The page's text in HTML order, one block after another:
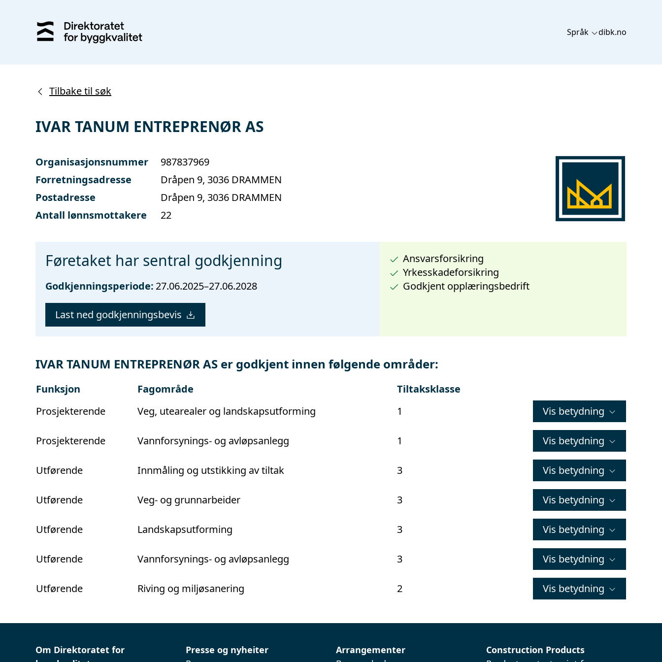
Språk dibk.no
Tilbake til søk
IVAR TANUM ENTREPRENØR AS
Organisasjonsnummer
987837969
Forretningsadresse
Dråpen 9, 3036 DRAMMEN
Postadresse
Dråpen 9, 3036 DRAMMEN
Antall lønnsmottakere
22
Føretaket har sentral godkjenning
Godkjenningsperiode: 27.06.2025–27.06.2028
Last ned godkjenningsbevis
Ansvarsforsikring
Yrkesskadeforsikring
Godkjent opplæringsbedrift
IVAR TANUM ENTREPRENØR AS er godkjent innen følgende områder:
Funksjon Fagområde
Tiltaksklasse
Prosjekterende
Veg, utearealer og landskapsutforming 1 Vis betydning
Prosjekterende Vannforsynings- og avløpsanlegg 1 Vis betydning
Utførende Innmåling og utstikking av tiltak 3 Vis betydning
Utførende Veg- og grunnarbeider 3 Vis betydning
Utførende Landskapsutforming 3 Vis betydning
Utførende Vannforsynings- og avløpsanlegg 3 Vis betydning
Utførende Riving og miljøsanering 2 Vis betydning
Om Direktoratet for
Presse og nyheiter
Arrangementer
Construction Products